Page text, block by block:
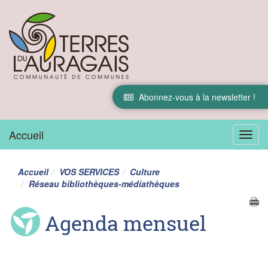
Abonnez-vous à la newsletter !
Menu
Accueil
Accueil VOS SERVICES
Culture
Réseau bibliothèques-médiathèques
Agenda mensuel